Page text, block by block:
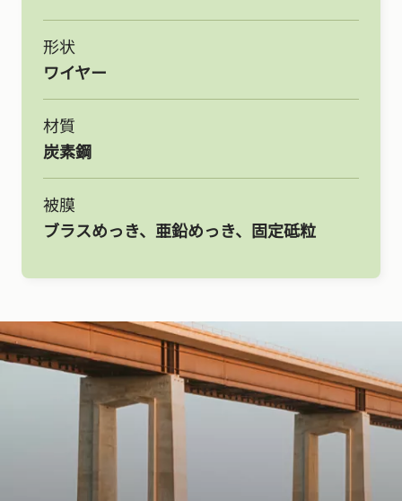
形状
ワイヤー
材質
炭素鋼
被膜
ブラスめっき、亜鉛めっき、固定砥粒